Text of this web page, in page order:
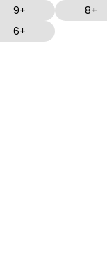
9+
8+
6+